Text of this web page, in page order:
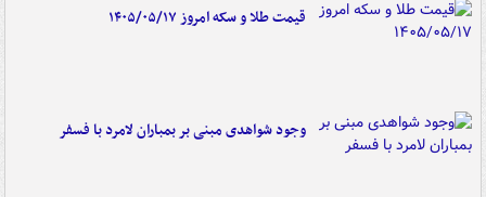
قیمت طلا و سکه امروز ۱۴۰۵/۰۵/۱۷
وجود شواهدی مبنی بر بمباران لامرد با فسفر